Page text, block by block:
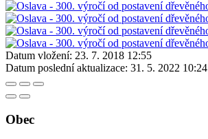
Datum vložení: 23. 7. 2018 12:55
Datum poslední aktualizace: 31. 5. 2022 10:24
Obec